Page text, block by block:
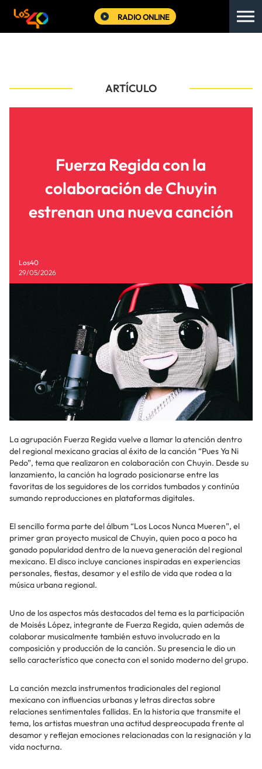
RADIO ONLINE
ARTÍCULO
Fuerza Regida con la
colaboración de Chuyin
estrenan una nueva canción
Los40
29/05/2026
La agrupación Fuerza Regida vuelve a llamar la atención dentro
del regional mexicano gracias al éxito de la canción “Pues Ya Ni
Pedo”, tema que realizaron en colaboración con Chuyin. Desde su
lanzamiento, la canción ha logrado posicionarse entre las
favoritas de los seguidores de los corridos tumbados y continúa
sumando reproducciones en plataformas digitales.
El sencillo forma parte del álbum “Los Locos Nunca Mueren”, el
primer gran proyecto musical de Chuyin, quien poco a poco ha
ganado popularidad dentro de la nueva generación del regional
mexicano. El disco incluye canciones inspiradas en experiencias
personales, fiestas, desamor y el estilo de vida que rodea a la
música urbana regional.
Uno de los aspectos más destacados del tema es la participación
de Moisés López, integrante de Fuerza Regida, quien además de
colaborar musicalmente también estuvo involucrado en la
composición y producción de la canción. Su presencia le dio un
sello característico que conecta con el sonido moderno del grupo.
La canción mezcla instrumentos tradicionales del regional
mexicano con influencias urbanas y letras directas sobre
relaciones sentimentales fallidas. En la historia que transmite el
tema, los artistas muestran una actitud despreocupada frente al
desamor y reflejan emociones relacionadas con la resignación y la
vida nocturna.